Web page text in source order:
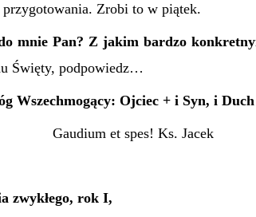
Zrobi to w piątek.
mnie Pan? Z jakim bardzo
Święty, podpowiedz…
Wszechmogący: Ojciec + i Syn, i
Gaudium et spes! Ks. Jacek
zwykłego, rok I,